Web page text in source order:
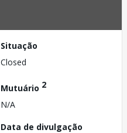
Situação
Closed
Mutuário 2
N/A
Data de divulgação